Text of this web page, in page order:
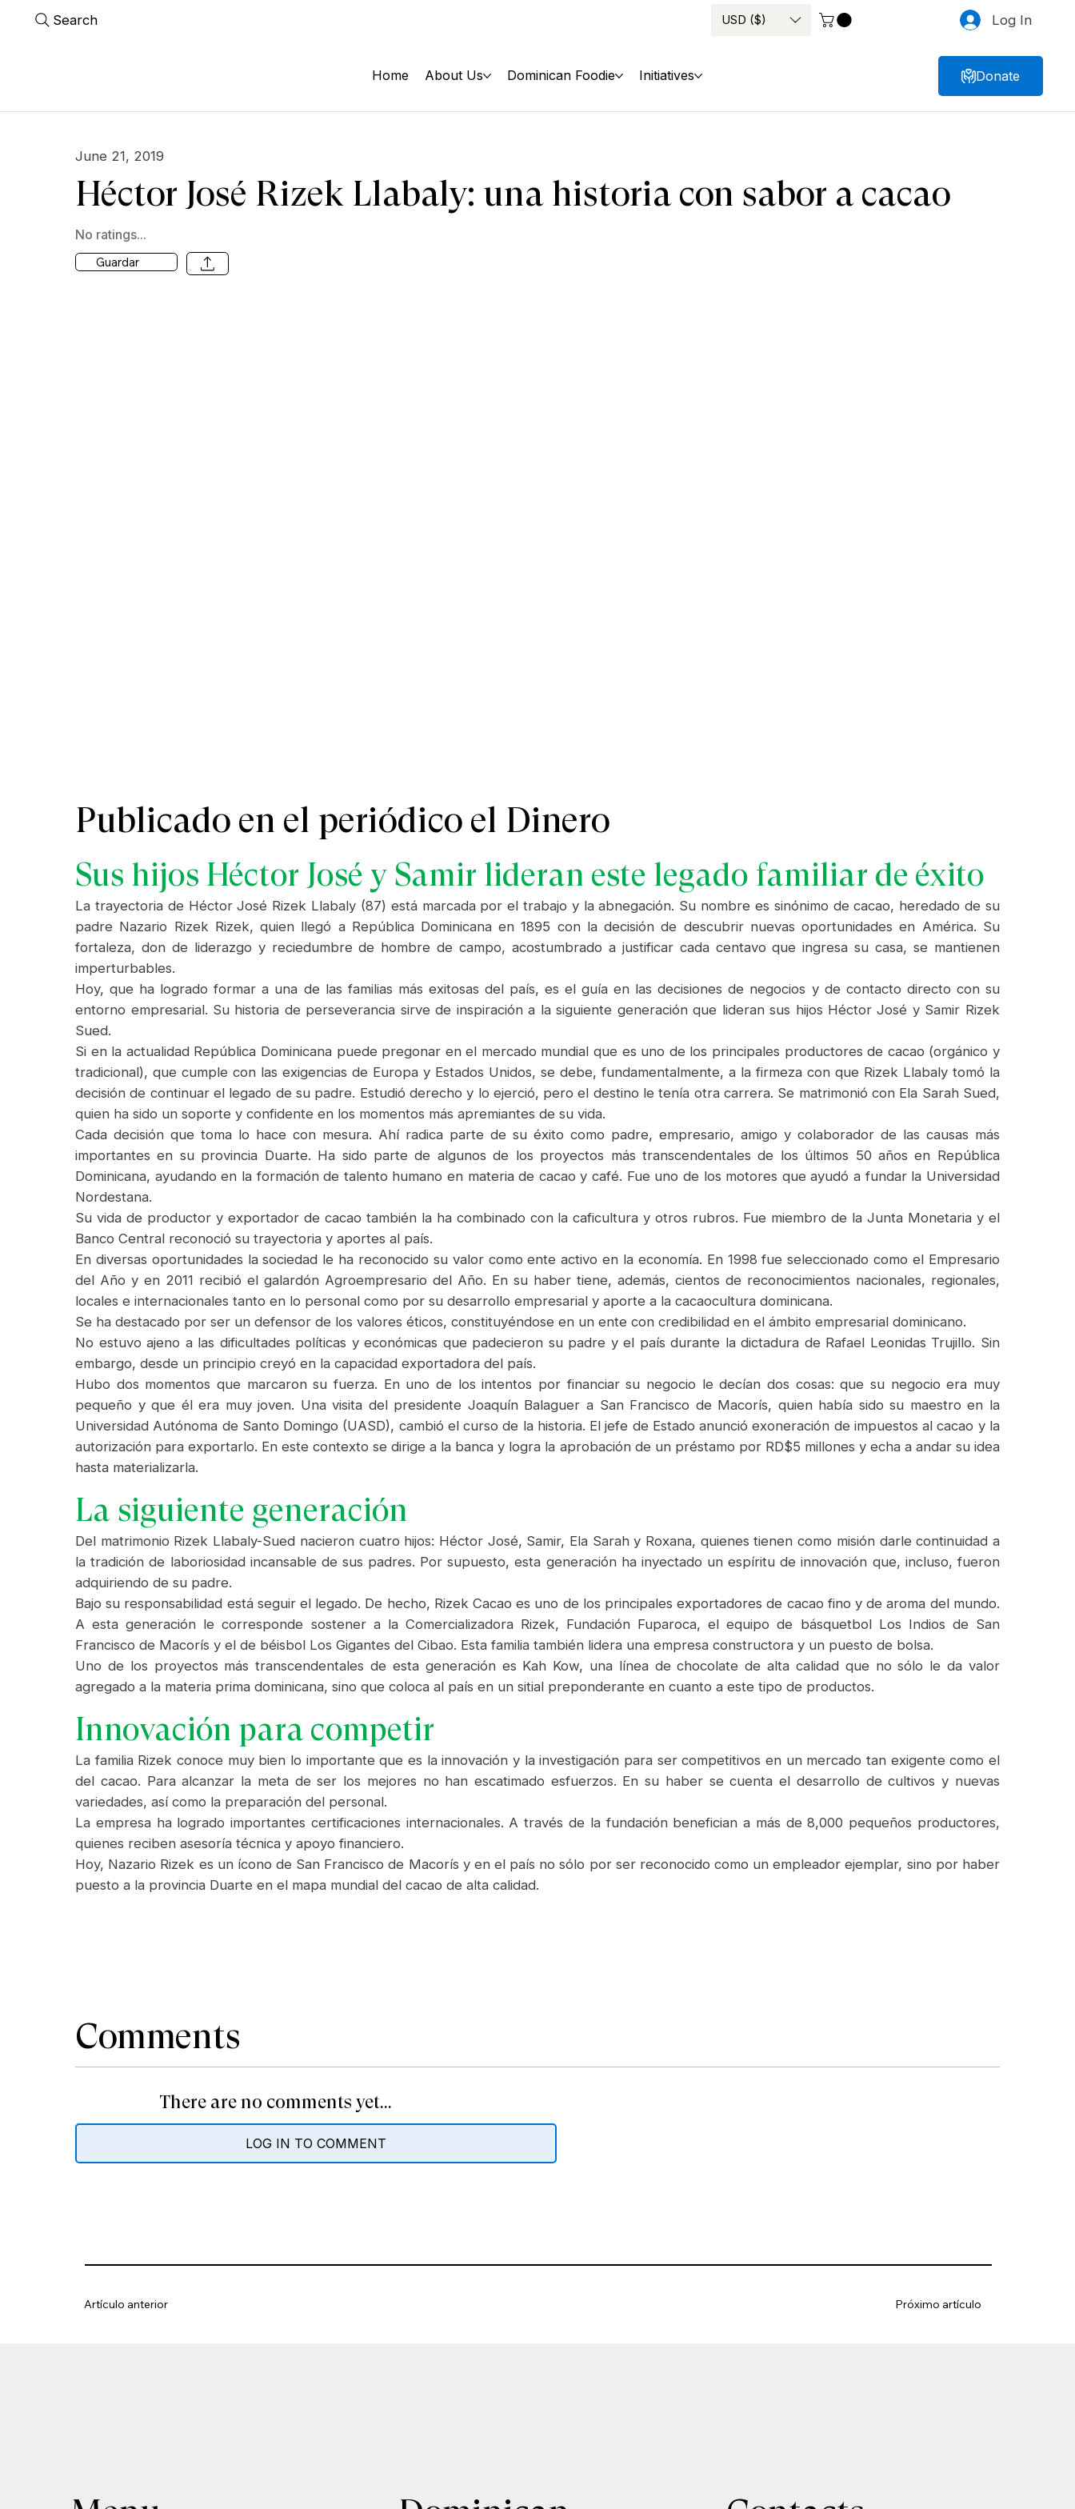
Search USD ($) Log In
Home About Us Dominican Foodie Initiatives Donate
June 21, 2019
Héctor José Rizek Llabaly: una historia con sabor a cacao
No ratings...
Guardar
Publicado en el periódico el Dinero
Sus hijos Héctor José y Samir lideran este legado familiar de éxito
La trayectoria de Héctor José Rizek Llabaly (87) está marcada por el trabajo y la abnegación. Su nombre es sinónimo de cacao, heredado de su
padre Nazario Rizek Rizek, quien llegó a República Dominicana en 1895 con la decisión de descubrir nuevas oportunidades en América. Su
fortaleza, don de liderazgo y reciedumbre de hombre de campo, acostumbrado a justificar cada centavo que ingresa su casa, se mantienen
imperturbables.
Hoy, que ha logrado formar a una de las familias más exitosas del país, es el guía en las decisiones de negocios y de contacto directo con su
entorno empresarial. Su historia de perseverancia sirve de inspiración a la siguiente generación que lideran sus hijos Héctor José y Samir Rizek
Sued.
Si en la actualidad República Dominicana puede pregonar en el mercado mundial que es uno de los principales productores de cacao (orgánico y
tradicional), que cumple con las exigencias de Europa y Estados Unidos, se debe, fundamentalmente, a la firmeza con que Rizek Llabaly tomó la
decisión de continuar el legado de su padre. Estudió derecho y lo ejerció, pero el destino le tenía otra carrera. Se matrimonió con Ela Sarah Sued,
quien ha sido un soporte y confidente en los momentos más apremiantes de su vida.
Cada decisión que toma lo hace con mesura. Ahí radica parte de su éxito como padre, empresario, amigo y colaborador de las causas más
importantes en su provincia Duarte. Ha sido parte de algunos de los proyectos más transcendentales de los últimos 50 años en República
Dominicana, ayudando en la formación de talento humano en materia de cacao y café. Fue uno de los motores que ayudó a fundar la Universidad
Nordestana.
Su vida de productor y exportador de cacao también la ha combinado con la caficultura y otros rubros. Fue miembro de la Junta Monetaria y el
Banco Central reconoció su trayectoria y aportes al país.
En diversas oportunidades la sociedad le ha reconocido su valor como ente activo en la economía. En 1998 fue seleccionado como el Empresario
del Año y en 2011 recibió el galardón Agroempresario del Año. En su haber tiene, además, cientos de reconocimientos nacionales, regionales,
locales e internacionales tanto en lo personal como por su desarrollo empresarial y aporte a la cacaocultura dominicana.
Se ha destacado por ser un defensor de los valores éticos, constituyéndose en un ente con credibilidad en el ámbito empresarial dominicano.
No estuvo ajeno a las dificultades políticas y económicas que padecieron su padre y el país durante la dictadura de Rafael Leonidas Trujillo. Sin
embargo, desde un principio creyó en la capacidad exportadora del país.
Hubo dos momentos que marcaron su fuerza. En uno de los intentos por financiar su negocio le decían dos cosas: que su negocio era muy
pequeño y que él era muy joven. Una visita del presidente Joaquín Balaguer a San Francisco de Macorís, quien había sido su maestro en la
Universidad Autónoma de Santo Domingo (UASD), cambió el curso de la historia. El jefe de Estado anunció exoneración de impuestos al cacao y la
autorización para exportarlo. En este contexto se dirige a la banca y logra la aprobación de un préstamo por RD$5 millones y echa a andar su idea
hasta materializarla.
La siguiente generación
Del matrimonio Rizek Llabaly-Sued nacieron cuatro hijos: Héctor José, Samir, Ela Sarah y Roxana, quienes tienen como misión darle continuidad a
la tradición de laboriosidad incansable de sus padres. Por supuesto, esta generación ha inyectado un espíritu de innovación que, incluso, fueron
adquiriendo de su padre.
Bajo su responsabilidad está seguir el legado. De hecho, Rizek Cacao es uno de los principales exportadores de cacao fino y de aroma del mundo.
A esta generación le corresponde sostener a la Comercializadora Rizek, Fundación Fuparoca, el equipo de básquetbol Los Indios de San
Francisco de Macorís y el de béisbol Los Gigantes del Cibao. Esta familia también lidera una empresa constructora y un puesto de bolsa.
Uno de los proyectos más transcendentales de esta generación es Kah Kow, una línea de chocolate de alta calidad que no sólo le da valor
agregado a la materia prima dominicana, sino que coloca al país en un sitial preponderante en cuanto a este tipo de productos.
Innovación para competir
La familia Rizek conoce muy bien lo importante que es la innovación y la investigación para ser competitivos en un mercado tan exigente como el
del cacao. Para alcanzar la meta de ser los mejores no han escatimado esfuerzos. En su haber se cuenta el desarrollo de cultivos y nuevas
variedades, así como la preparación del personal.
La empresa ha logrado importantes certificaciones internacionales. A través de la fundación benefician a más de 8,000 pequeños productores,
quienes reciben asesoría técnica y apoyo financiero.
Hoy, Nazario Rizek es un ícono de San Francisco de Macorís y en el país no sólo por ser reconocido como un empleador ejemplar, sino por haber
puesto a la provincia Duarte en el mapa mundial del cacao de alta calidad.
Comments
There are no comments yet...
LOG IN TO COMMENT
Artículo anterior Próximo artículo